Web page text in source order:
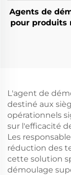
Agents de
pour produits
L'agent de
destiné aux
opérationnels
sur l'efficacité
Les
réduction des
cette solution
démoulage